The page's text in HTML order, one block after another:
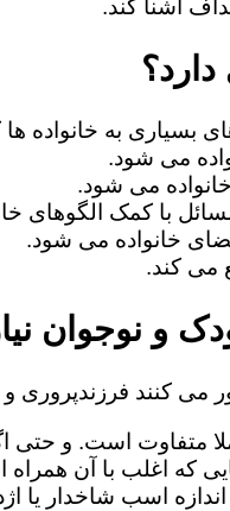
آشنا کند.
بسیاری به
می شود.
می شود.
با کمک الگوهای
خانواده می شود.
می کند.
و نوجوان
کنند فرزندپروری
متفاوت است. و حتی
که اغلب با آن
اسب شاخدار یا